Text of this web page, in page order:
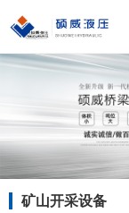
矿山开采设备